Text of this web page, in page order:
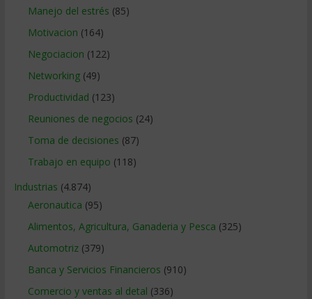
Manejo del estrés (85)
Motivacion (164)
Negociacion (122)
Networking(49)
Productividad (123)
Reuniones de negocios (24)
Toma de decisiones (87)
Trabajo en equipo (118)
Industrias (4.874)
Aeronautica (95)
Alimentos, Agricultura, Ganaderia y Pesca (325)
Automotriz(379)
Banca y Servicios Financieros (910)
Comercio y ventas al detal (336)